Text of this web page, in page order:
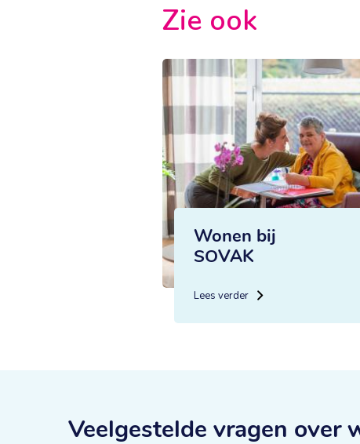
Zie ook
Wonen bij
SOVAK
Lees verder
Veelgestelde vragen over